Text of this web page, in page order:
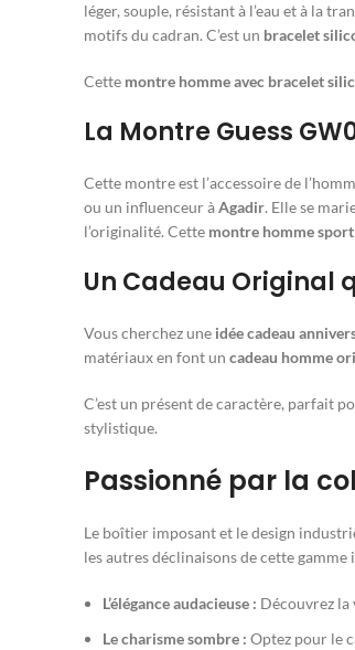
léger, souple, résistant à l’eau et à la
motifs du cadran. C’est un bracelet
Cette montre homme avec bracelet
La Montre Guess
Cette montre est l’accessoire de
ou un influenceur àAgadir. Elle se
l’originalité. Cette montre homme
Un Cadeau Original
Vous cherchez une idée cadeau
matériaux en font un cadeau homme
C’est un présent de caractère, parfait
stylistique.
Passionné par la
Le boîtier imposant et le design
les autres déclinaisons de cette gamme
L’élégance audacieuse : Découvrez la
Le charisme sombre : Optez pour le